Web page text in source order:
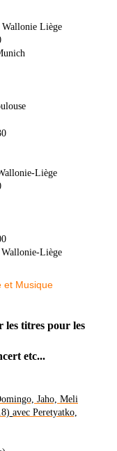
Liège
Liège
Liège
les titres pour les
etc...
Jaho, Meli
avec Peretyatko,